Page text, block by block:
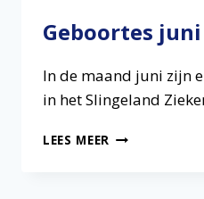
Geboortes juni
In de maand juni zijn
in het Slingeland
LEES MEER GEBOORTES